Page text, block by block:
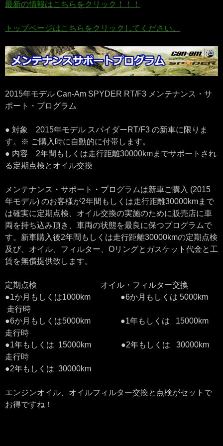
最新の情報はこちらをクリック！！！
トップページはこちらをクリックしてください。
2015年モデル Can-Am SPYDER RT/F3 メンテナンス・サ
ポート・プログラム
● 対象 2015年モデル スパイダーRT/F3 の新車に限りま
す。※ ご購入時に自動的に付帯します。
● 内容 2年間もしくは走行距離30000kmまでサポートされ
る定期点検とオイル交換
メンテナンス・サポート・プログラムは新車ご購入 (2015
年モデル) のお客様が2年間もしくは走行距離30000kmまで
は確実に定期点検、オイル交換の実施のために販売店に車
両を持ち込み頂き、車両の状態を最良に保つプログラムで
す。新車購入後2年間もしくは走行距離30000kmの定期点検
及び、オイル、フィルター、Oリングとガスケット代金と工
賃を無償提供致します。
定期点検 オイル・フィルター交換
●1か月もしくは1000km ●6か月もしくは 5000km
走行時
●6か月もしくは5000km ●1年もしくは 15000km
走行時
●1年もしくは 15000km ●2年もしくは 30000km
走行時
●2年もしくは 30000km
エンジンオイル、オイルフィルター交換と点検がセットで
お得ですね！